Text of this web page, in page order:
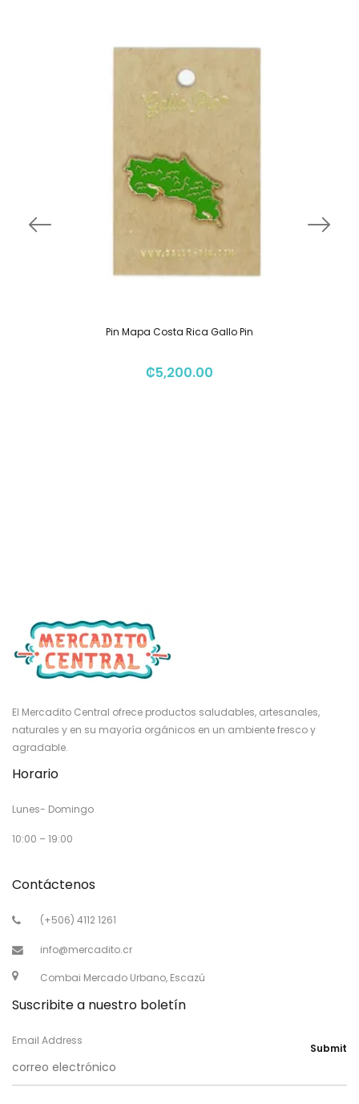
Pin Mapa Costa Rica Gallo Pin
₡5,200.00
El Mercadito Central ofrece productos saludables, artesanales,
naturales y en su mayoría orgánicos en un ambiente fresco y
agradable.
Horario
Lunes- Domingo
10:00 – 19:00
Contáctenos
(+506) 4112 1261
info@mercadito.cr
Combai Mercado Urbano, Escazú
Suscribite a nuestro boletín
Email Address
Submit